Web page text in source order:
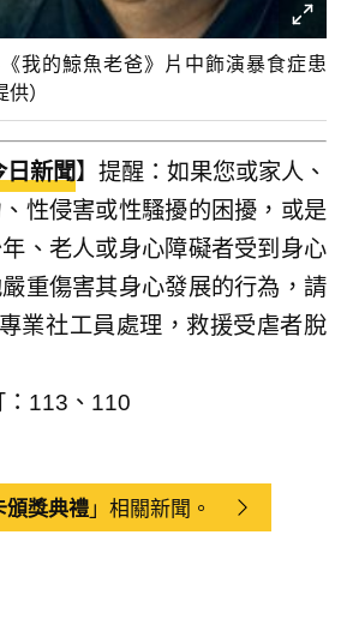
我的鯨魚老爸》片中飾演暴食症患
）
新聞】提醒：如果您或家人、
性侵害或性騷擾的困擾，或是
、老人或身心障礙者受到身心
重傷害其身心發展的行為，請
業社工員處理，救援受虐者脫
113、110
頒獎典禮」相關新聞。